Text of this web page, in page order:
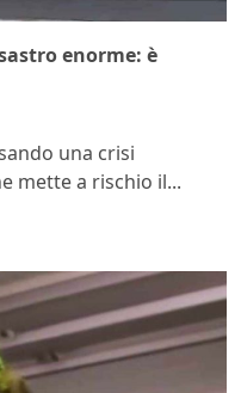
enorme: è
una crisi
mette a rischio il...